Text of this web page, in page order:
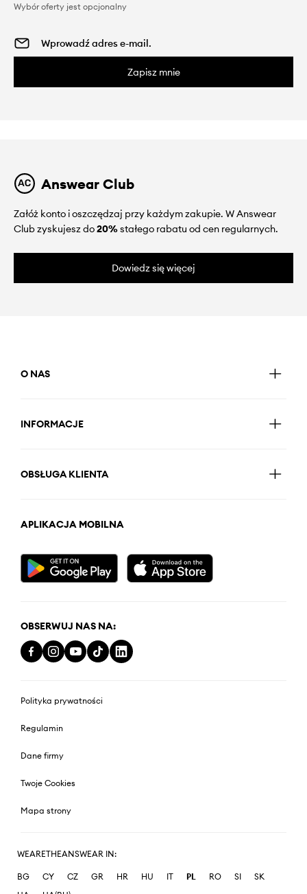
Wybór oferty jest opcjonalny
Zapisz mnie
Answear Club
Załóż konto i oszczędzaj przy każdym zakupie. W Answear
Club zyskujesz do20%stałego rabatu od cen regularnych.
Dowiedz się więcej
O NAS
INFORMACJE
OBSŁUGA KLIENTA
APLIKACJA MOBILNA
OBSERWUJ NAS NA:
Polityka prywatności
Regulamin
Dane firmy
Twoje Cookies
Mapa strony
WEARETHEANSWEAR IN:
BG CY CZ GR HR HU IT PL RO SI
SK